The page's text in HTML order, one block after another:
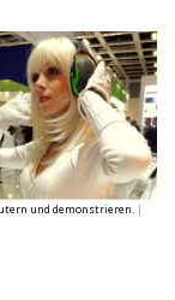
und demonstrieren.